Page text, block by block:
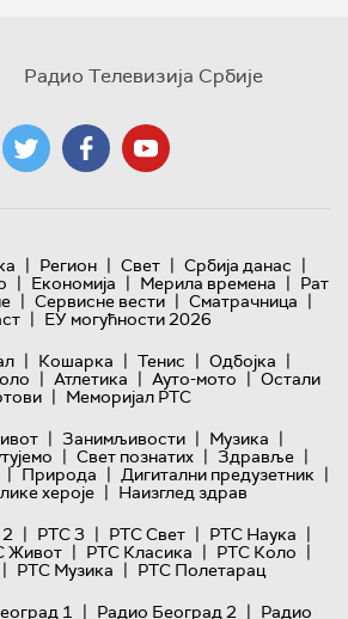
Радио Телевизија Србије
| Регион | Свет | Србија данас |
| Економија | Мерила времена | Рат
| Сервисне вести | Сматрачница |
| ЕУ могућности 2026
| Кошарка | Тенис | Одбојка |
| Атлетика | Ауто-мото | Остали
| Меморијал РТС
| Занимљивости | Музика |
| Свет познатих | Здравље |
| Природа | Дигитални предузетник |
хероје | Наизглед здрав
| РТС 3 | РТС Свет | РТС Наука |
Живот | РТС Класика | РТС Коло |
| РТС Музика | РТС Полетарац
1 | Радио Београд 2 | Радио